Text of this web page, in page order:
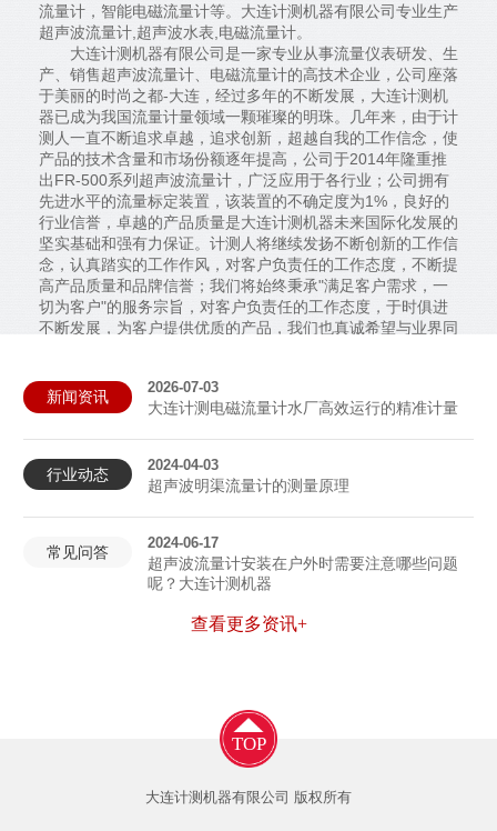
流量计，智能电磁流量计等。大连计测机器有限公司专业生产
超声波流量计,超声波水表,电磁流量计。
大连计测机器有限公司是一家专业从事流量仪表研发、生
产、销售超声波流量计、电磁流量计的高技术企业，公司座落
于美丽的时尚之都-大连，经过多年的不断发展，大连计测机
器已成为我国流量计量领域一颗璀璨的明珠。几年来，由于计
测人一直不断追求卓越，追求创新，超越自我的工作信念，使
产品的技术含量和市场份额逐年提高，公司于2014年隆重推
出FR-500系列超声波流量计，广泛应用于各行业；公司拥有
先进水平的流量标定装置，该装置的不确定度为1%，良好的
行业信誉，卓越的产品质量是大连计测机器未来国际化发展的
坚实基础和强有力保证。计测人将继续发扬不断创新的工作信
念，认真踏实的工作作风，对客户负责任的工作态度，不断提
高产品质量和品牌信誉；我们将始终秉承"满足客户需求，一
切为客户"的服务宗旨，对客户负责任的工作态度，于时俱进
不断发展，为客户提供优质的产品，我们也真诚希望与业界同
查看更多
新闻资讯
2026-07-03
大连计测电磁流量计水厂高效运行的精准计量
行业动态
2024-04-03
超声波明渠流量计的测量原理
常见问答
2024-06-17
超声波流量计安装在户外时需要注意哪些问题
呢？大连计测机器
查看更多资讯+
TOP
大连计测机器有限公司 版权所有